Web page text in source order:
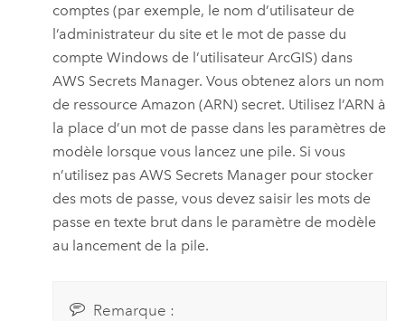
comptes (par exemple, le nom d’utilisateur de
l’administrateur du site et le mot de passe du
compteWindows de l’utilisateur ArcGIS) dans
AWS Secrets Manager. Vous obtenez alors un nom
de ressourceAmazon (ARN) secret. Utilisez l’ARN à
la place d’un mot de passe dans les paramètres de
modèle lorsque vous lancez une pile. Si vous
n’utilisez pasAWS Secrets Manager pour stocker
des mots de passe, vous devez saisir les mots de
passe en texte brut dans le paramètre de modèle
au lancement de la pile.
Remarque :